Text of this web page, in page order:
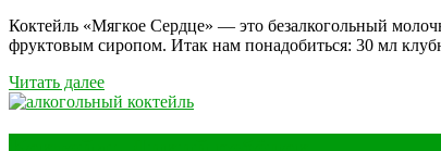
Коктейль «Мягкое Сердце» — это безалкогольный
фруктовым сиропом. Итак нам понадобиться: 30 мл
Читать далее